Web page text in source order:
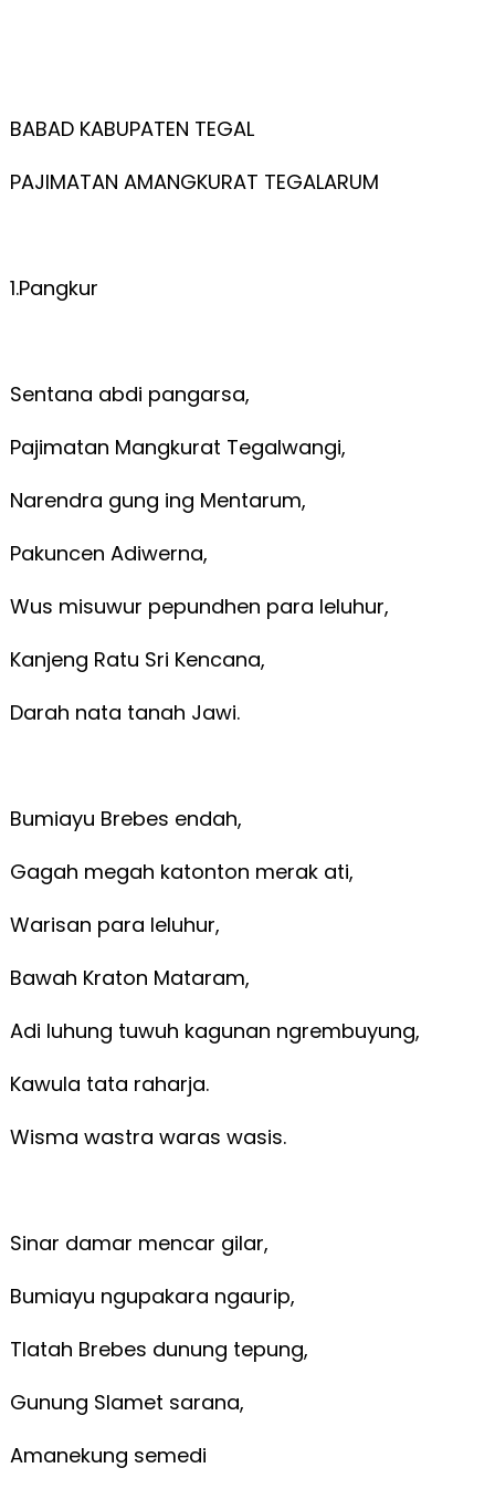
BABAD KABUPATEN TEGAL
PAJIMATAN AMANGKURAT TEGALARUM
1.Pangkur
Sentana abdi pangarsa,
Pajimatan Mangkurat Tegalwangi,
Narendra gung ing Mentarum,
Pakuncen Adiwerna,
Wus misuwur pepundhen para leluhur,
Kanjeng Ratu Sri Kencana,
Darah nata tanah Jawi.
Bumiayu Brebes endah,
Gagah megah katonton merak ati,
Warisan para leluhur,
Bawah Kraton Mataram,
Adi luhung tuwuh kagunan ngrembuyung,
Kawula tata raharja.
Wisma wastra waras wasis.
Sinar damar mencar gilar,
Bumiayu ngupakara ngaurip,
Tlatah Brebes dunung tepung,
Gunung Slamet sarana,
Amanekung semedi